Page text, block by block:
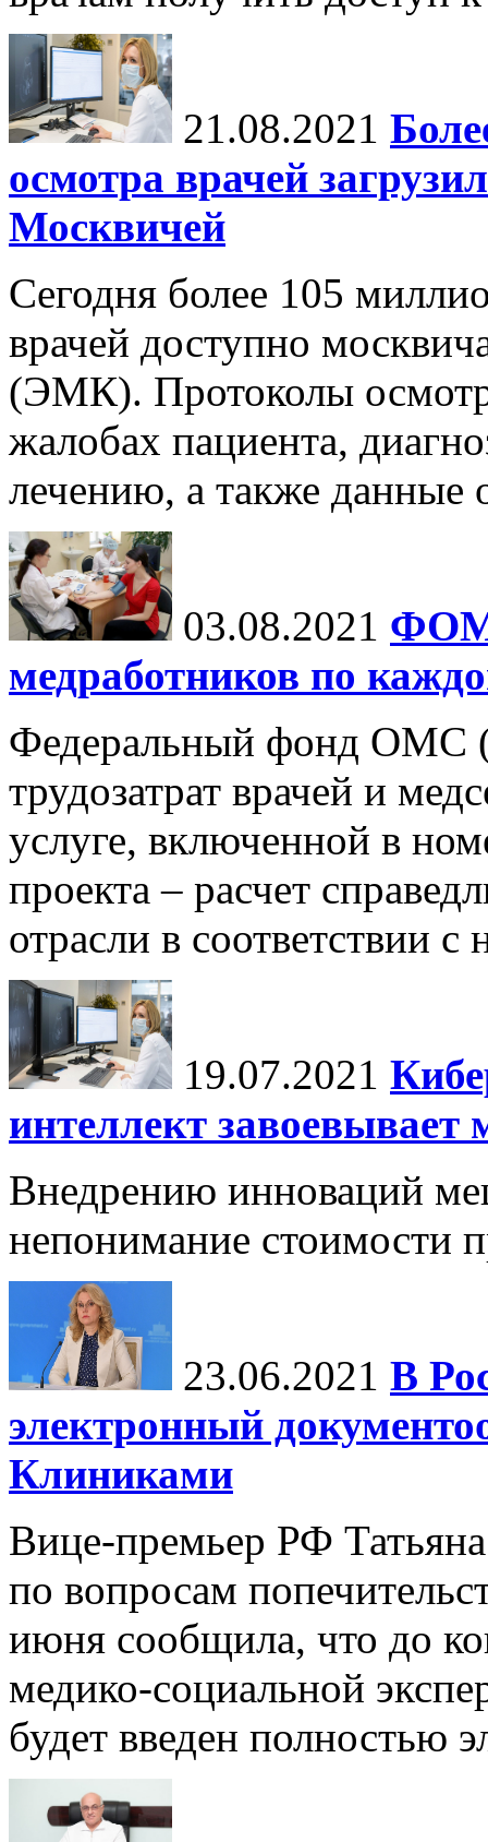
21.08.2021
осмотра врачей
Москвичей
Сегодня более 105
врачей доступно
(ЭМК). Протоколы
жалобах пациента,
лечению, а также данные
03.08.2021
медработников по
Федеральный фонд ОМС
трудозатрат врачей и
услуге, включенной в
проекта – расчет
отрасли в соответствии
19.07.2021
интеллект завоевывает
Внедрению инноваций
непонимание стоимости
23.06.2021 В
электронный
Клиниками
Вице-премьер РФ Татьяна
по вопросам
июня сообщила, что до
медико-социальной
будет введен полностью